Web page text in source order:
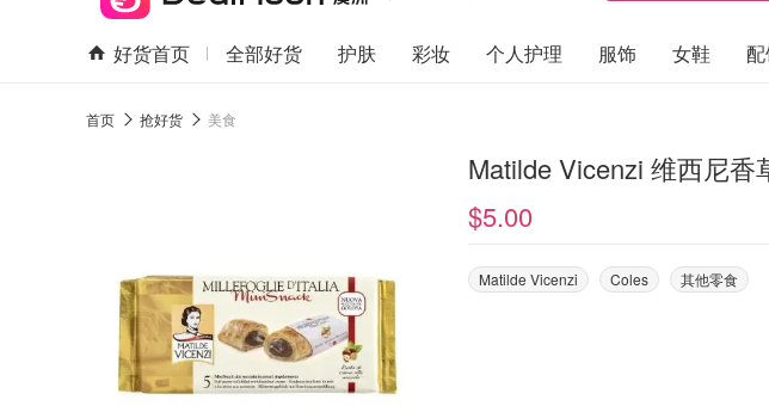
好货首页 全部好货 护肤 彩妆 个人护理 服饰 女鞋
首页 抢好货 美食
Matilde Vicenzi 维西尼香
$5.00
Matilde Vicenzi Coles 其他零食